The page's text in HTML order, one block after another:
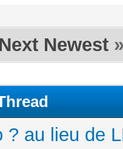
Next Newest
? au lieu de